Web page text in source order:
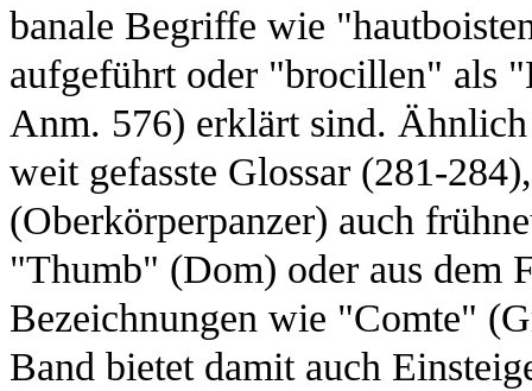
banale Begriffe wie
aufgeführt oder "brocillen" als
Anm. 576) erklärt sind.
weit gefasste Glossar (281-
(Oberkörperpanzer) auch
"Thumb" (Dom) oder aus dem
Bezeichnungen wie "Comte"
Band bietet damit auch